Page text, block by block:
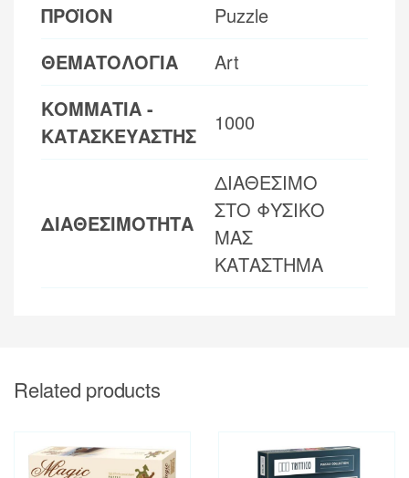
ΠΡΟΪΟΝ
Puzzle
ΘΕΜΑΤΟΛΟΓΙΑ
Art
ΚΟΜΜΑΤΙΑ -
ΚΑΤΑΣΚΕΥΑΣΤΗΣ
1000
ΔΙΑΘΕΣΙΜΟΤΗΤΑ
ΔΙΑΘΕΣΙΜΟ
ΣΤΟ ΦΥΣΙΚΟ
ΜΑΣ
ΚΑΤΑΣΤΗΜΑ
Related products